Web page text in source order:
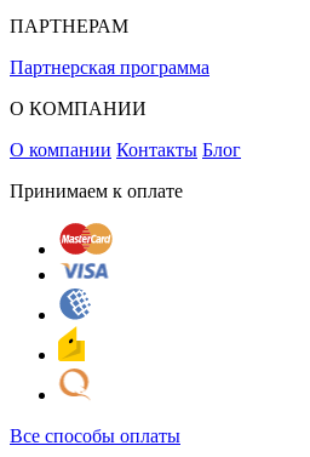
ПАРТНЕРАМ
Партнерская программа
О КОМПАНИИ
О компании Контакты Блог
Принимаем к оплате
Все способы оплаты